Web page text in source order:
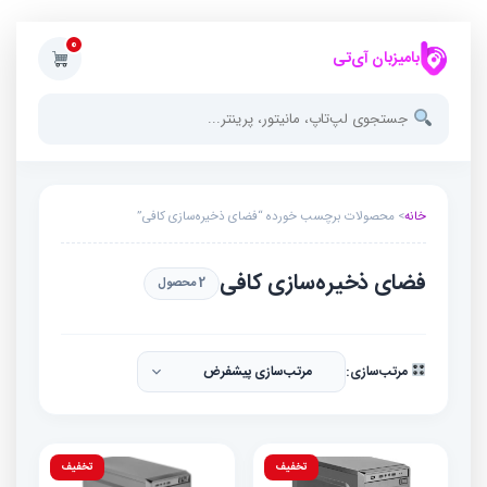
بامیزبان آی‌تی
0
خانه> محصولات برچسب خورده “فضای ذخیره‌سازی کافی”
فضای ذخیره‌سازی کافی 2 محصول
مرتب‌سازی:
تخفیف تخفیف